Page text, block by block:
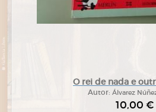
O rei de nada e
Autor: Álvarez
10,00 €